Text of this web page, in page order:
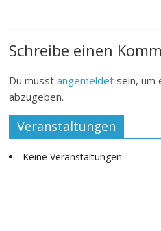
Schreibe einen
Du musstangemeldet sein, um
abzugeben.
Veranstaltungen
Keine Veranstaltungen